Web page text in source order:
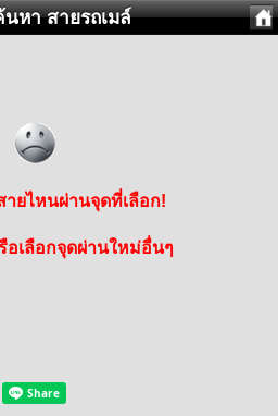
หา สายรถเมล์
ายไหนผ่านจุดที่เลือก!
เลือกจุดผ่านใหม่อื่นๆ